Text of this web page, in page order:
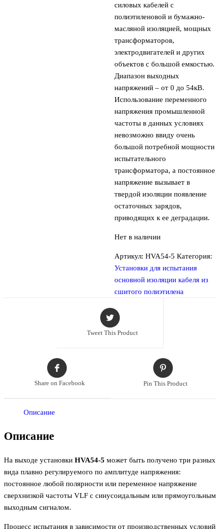
силовых кабелей с
полиэтиленовой и бумажно-
масляной изоляцией, мощных
трансформаторов,
электродвигателей и других
объектов с большой емкостью.
Диапазон выходных
напряжений – от 0 до 54кВ.
Использование переменного
напряжения промышленной
частоты в данных условиях
невозможно ввиду очень
большой потребной мощности
испытательного
трансформатора, а постоянное
напряжение вызывает в
твердой изоляции появление
остаточных зарядов,
приводящих к ее деградации.
Нет в наличии
Артикул: HVA54-5 Категория:
Установки для испытания
основной изоляции кабеля из
сшитого полиэтилена
Tweet This Product
Share on Facebook Pin This Product
Описание
Описание
На выходе установки HVA54-5 может быть получено три разных
вида плавно регулируемого по амплитуде напряжения:
постоянное любой полярности или переменное напряжение
сверхнизкой частоты VLF с синусоидальным или прямоугольным
выходным сигналом.
Процесс испытания в зависимости от производственных условий